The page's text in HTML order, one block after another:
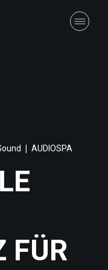
AUDIOSPA
FÜR